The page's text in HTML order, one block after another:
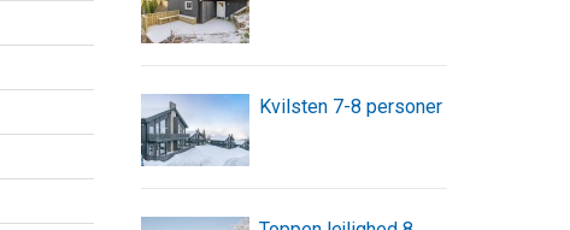
Kvilsten 7-8 personer